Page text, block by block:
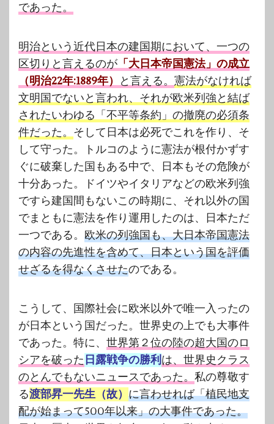
であった。
明治という近代日本の建国期において、一つの
区切りと言えるのが 「大日本帝国憲法」の成立
（明治22年:1889年）
と言える。 憲法がなければ
文明国でないと言われ、それが欧米列強と結ば
されたいわゆる「不平等条約」の撤廃の必須条
件だった。 そして日本は必死でこれを作り、そ
して守った。トルコのように憲法が根付かずす
ぐに破棄した国もある中で、日本もその危険が
十分あった。ドイツやイタリアなどの欧米列強
ですら建国間もないこの時期に、それ以外の国
でまともに憲法を作り運用したのは、日本ただ
一つである。 欧米の列強国も、大日本帝国憲法
の内容の先進性を含めて、日本という国を評価
せざるを得なくさせたのである。
こうして、国際社会に欧米以外で唯一入ったの
が日本という国だった。世界史の上でも大事件
であった。特に、 世界第２位の陸の超大国のロ
シアを破った 日露戦争の勝利は、世界史クラス
のとんでもないニュースであった。 私の尊敬す
る渡部昇一先生（故） に言わせれば「植民地支
配が始まって500年以来」の大事件であった。